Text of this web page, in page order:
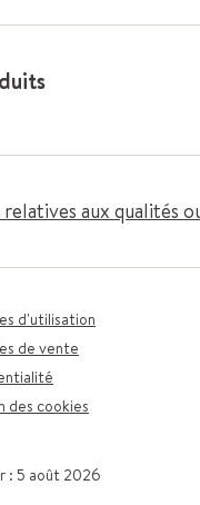
aux qualités
d'utilisation
de vente
des cookies
: 5 août 2026